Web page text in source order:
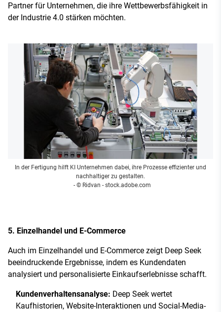
Partner für Unternehmen, die ihre Wettbewerbsfähigkeit in
der Industrie 4.0 stärken möchten.
In der Fertigung hilft KI Unternehmen dabei, ihre Prozesse effizienter und
nachhaltiger zu gestalten.
- © Ridvan - stock.adobe.com
5. Einzelhandel und E-Commerce
Auch im Einzelhandel und E-Commerce zeigt Deep Seek
beeindruckende Ergebnisse, indem es Kundendaten
analysiert und personalisierte Einkaufserlebnisse schafft.
Kundenverhaltensanalyse: Deep Seek wertet
Kaufhistorien, Website-Interaktionen und Social-Media-